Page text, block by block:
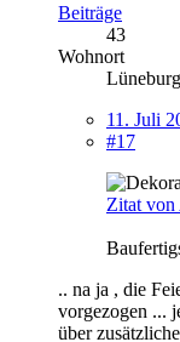
Beiträge
43
Wohnort
Lüneburg
11. Juli
#17
Zitat von
.. na ja , die
vorgezogen ...
über